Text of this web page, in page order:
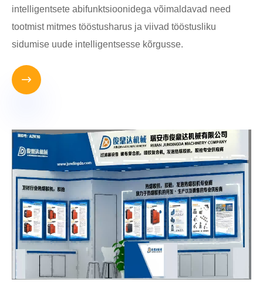
intelligentsete abifunktsioonidega võimaldavad need
tootmist mitmes tööstusharus ja viivad tööstusliku
sidumise uude intelligentsesse kõrgusse.
